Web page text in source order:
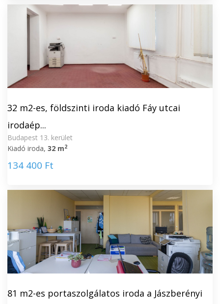
32 m2-es, földszinti iroda kiadó Fáy utcai
irodaép...
Budapest 13. kerület
Kiadó iroda, 32 m2
134 400 Ft
81 m2-es portaszolgálatos iroda a Jászberényi